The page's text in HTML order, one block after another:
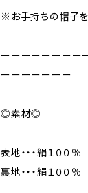
※お手持ちの帽子を
ーーーーーーーー
ーーーーーーー
◎素材◎
表地・・・絹１００％
裏地・・・絹１００％